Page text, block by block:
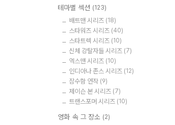
테마별 섹션 (123)
배트맨 시리즈 (18)
스타워즈 시리즈 (40)
스타트렉 시리즈 (10)
신체 강탈자들 시리즈 (7)
엑스맨 시리즈 (10)
인디아나 존스 시리즈 (12)
잠수함 연작 (9)
제이슨 본 시리즈 (7)
트랜스포머 시리즈 (10)
영화 속 그 장소 (2)